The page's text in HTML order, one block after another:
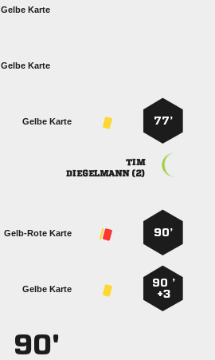
Gelbe Karte
Gelbe Karte
77’
Gelbe Karte

 
90’
Gelb-Rote Karte
90 ’
+3
Gelbe Karte
90'